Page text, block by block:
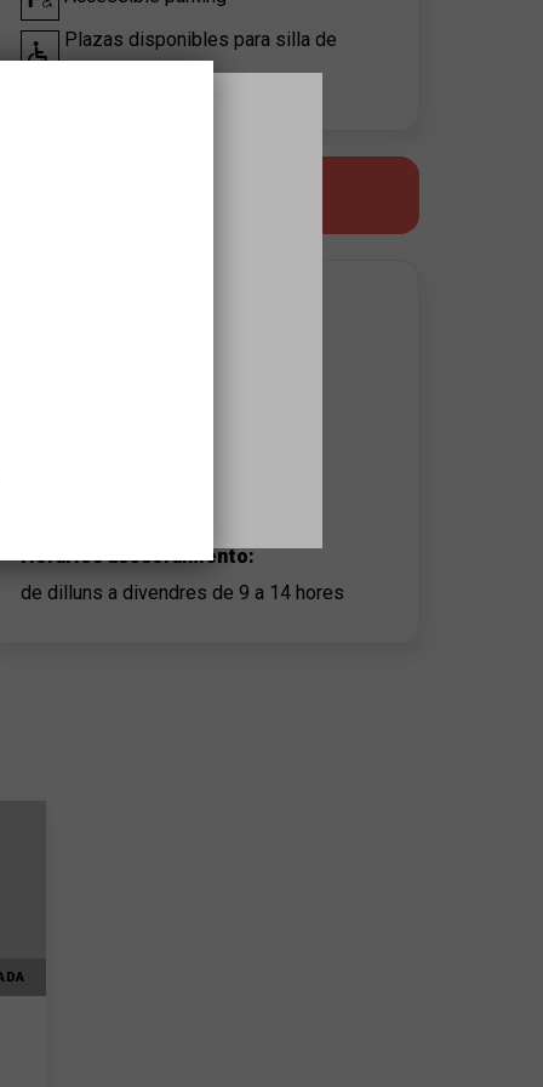
Plazas disponibles para silla de
ruedas
Horarios asesoramiento:
de dilluns a divendres de 9 a 14 hores